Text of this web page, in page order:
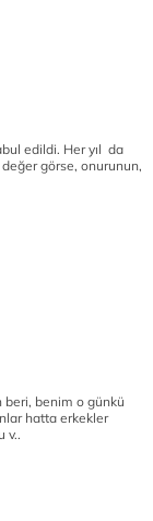
edildi. Her yıl da
görse, onurunun,
beri, benim o günkü
hatta erkekler
v..